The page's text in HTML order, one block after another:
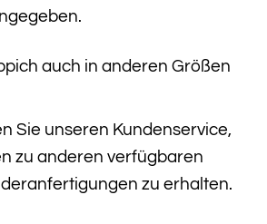
auch in anderen Größen
Sie unseren Kundenservice,
zu anderen verfügbaren
zu erhalten.